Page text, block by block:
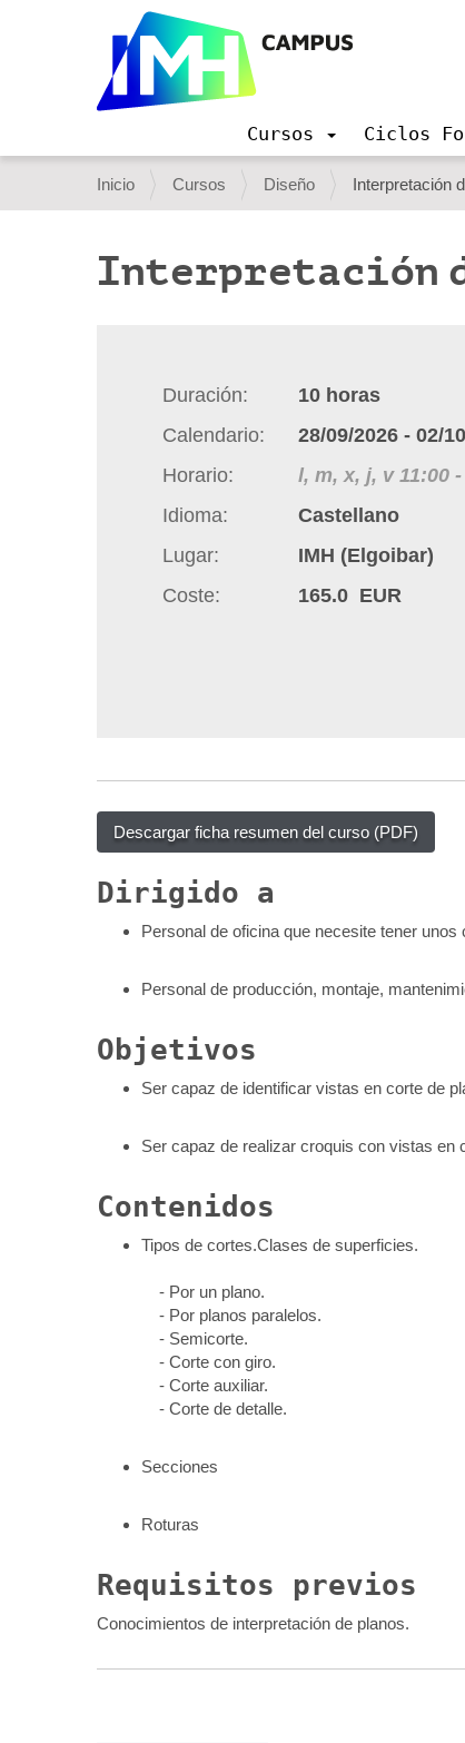
v
a
c
Cursos Ciclos
U
s
e
Inicio Cursos Diseño Interpretación
Interpretación
Duración 10 horas
Calendario
28/09/2026- 02/
Horario
l, m, x, j, v 11:00-
Idioma
Castellano
Lugar
IMH (Elgoibar)
Coste
165.0 EUR
Descargar ficha resumen del curso (PDF)
Dirigido a
Personal de oficina que necesite tener
Personal de producción, montaje,
Objetivos
Ser capaz de identificar vistas en corte de
Ser capaz de realizar croquis con vistas en
Contenidos
Tipos de cortes.Clases de superficies.
- Por un plano.
- Por planos paralelos.
- Semicorte.
- Corte con giro.
- Corte auxiliar.
- Corte de detalle.
Secciones
Roturas
Requisitos previos
Conocimientos de interpretación de planos.